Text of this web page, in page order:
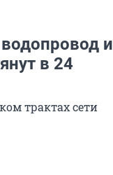
и
в 24
трактах сети